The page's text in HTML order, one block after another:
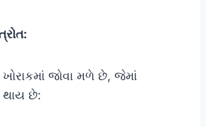
ખોરાકમાં જોવા મળે છે, જેમાં
થાય છે: